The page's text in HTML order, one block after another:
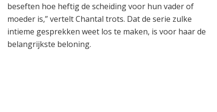
beseften hoe heftig de scheiding voor hun vader of
moeder is,” vertelt Chantal trots. Dat de serie zulke
intieme gesprekken weet los te maken, is voor haar de
belangrijkste beloning.